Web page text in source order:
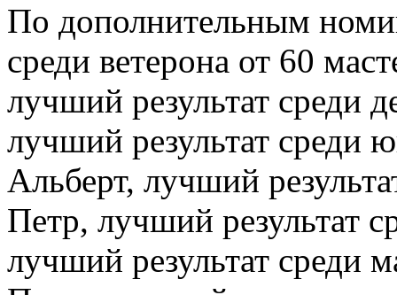
По дополнительным
среди ветерона от 60
лучший результат среди
лучший результат среди
Альберт, лучший
Петр, лучший результат
лучший результат среди